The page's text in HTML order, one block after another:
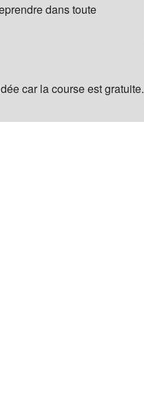
dans toute
car la course est gratuite.